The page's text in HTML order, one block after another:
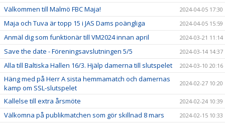
Välkommen till Malmö FBC Maja! 2024-04-05 17:30
Maja och Tuva är topp 15 i JAS Dams poängliga 2024-04-05 15:59
Anmäl dig som funktionär till VM2024 innan april 2024-03-21 11:14
Save the date - Föreningsavslutningen 5/5 2024-03-14 14:37
Alla till Baltiska Hallen 16/3. Hjälp damerna till slutspelet 2024-03-10 20:16
Häng med på Herr A sista hemmamatch och damernas
kamp om SSL-slutspelet
2024-02-27 10:20
Kallelse till extra årsmöte 2024-02-24 10:39
Välkomna på publikmatchen som gör skillnad 8 mars 2024-02-15 10:33